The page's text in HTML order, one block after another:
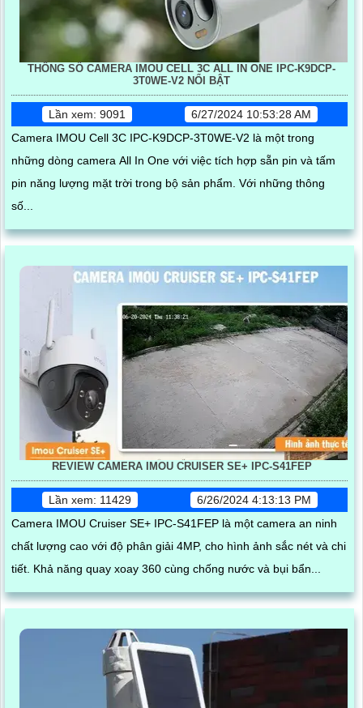
THÔNG SỐ CAMERA IMOU CELL 3C ALL IN ONE IPC-K9DCP-
3T0WE-V2 NỔI BẬT
Lần xem: 9091
6/27/2024 10:53:28 AM
Camera IMOU Cell 3C IPC-K9DCP-3T0WE-V2 là một trong
những dòng camera All In One với việc tích hợp sẵn pin và tấm
pin năng lượng mặt trời trong bộ sản phẩm. Với những thông
số...
REVIEW CAMERA IMOU CRUISER SE+ IPC-S41FEP
Lần xem: 11429
6/26/2024 4:13:13 PM
Camera IMOU Cruiser SE+ IPC-S41FEP là một camera an ninh
chất lượng cao với độ phân giải 4MP, cho hình ảnh sắc nét và chi
tiết. Khả năng quay xoay 360 cùng chống nước và bụi bẩn...